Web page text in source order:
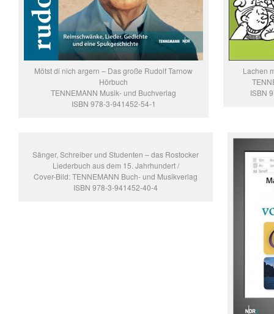
Mötst di nich argern – Das große Rudolf Tarnow
Hörbuch
TENNEMANN Musik- und Buchverlag
ISBN 978-3-941452-54-1
Lachen
ISBN
Sänger, Schreiber und Studenten – das Rostocker
Liederbuch aus dem 15. Jahrhundert /
Cover-Bild: TENNEMANN Buch- und Musikverlag
ISBN 978-3-941452-40-4